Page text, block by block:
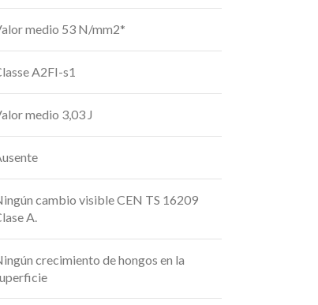
medio 53 N/mm2*
A2FI-s1
medio 3,03 J
cambio visible CEN TS 16209
A.
crecimiento de hongos en la